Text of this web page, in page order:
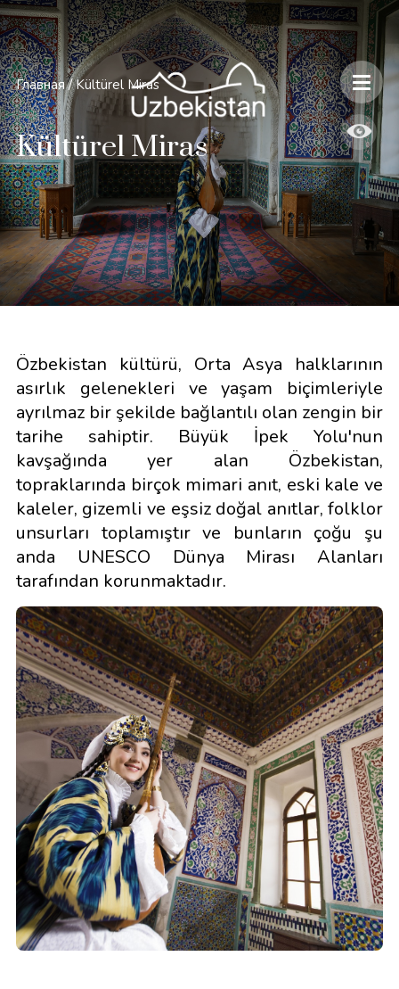
Главная / Kültürel Miras
Kültürel Miras
Özbekistan kültürü, Orta Asya halklarının
asırlık gelenekleri ve yaşam biçimleriyle
ayrılmaz bir şekilde bağlantılı olan zengin bir
tarihe sahiptir. Büyük İpek Yolu'nun
kavşağında yer alan Özbekistan,
topraklarında birçok mimari anıt, eski kale ve
kaleler, gizemli ve eşsiz doğal anıtlar, folklor
unsurları toplamıştır ve bunların çoğu şu
anda UNESCO Dünya Mirası Alanları
tarafından korunmaktadır.